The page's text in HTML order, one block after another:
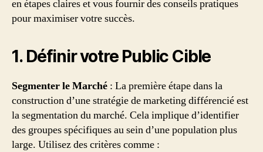
en étapes claires et vous fournir des conseils pratiques
pour maximiser votre succès.
1. Définir votre Public Cible
Segmenter le Marché : La première étape dans la
construction d’une stratégie de marketing différencié est
la segmentation du marché. Cela implique d’identifier
des groupes spécifiques au sein d’une population plus
large. Utilisez des critères comme :